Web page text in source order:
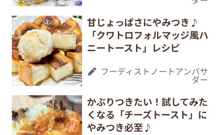
甘じょっぱさにやみつき♪
「クワトロフォルマッジ風ハ
ニートースト」レシピ
フーディストノートアンバサ
ダー
かぶりつきたい！試してみた
くなる「チーズトースト」に
やみつき必至♪